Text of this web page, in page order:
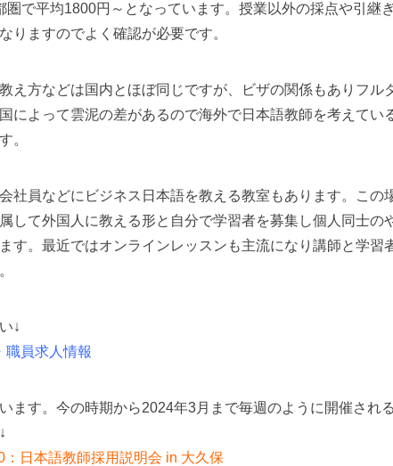
で平均1800円～となっています。授業以外の採点や引継
りますのでよく確認が必要です。
え方などは国内とほぼ同じですが、ビザの関係もありフル
によって雲泥の差があるので海外で日本語教師を考えてい
。
社員などにビジネス日本語を教える教室もあります。この
して外国人に教える形と自分で学習者を募集し個人同士の
す。最近ではオンラインレッスンも主流になり講師と学習
↓
職員求人情報
ます。今の時期から2024年3月まで毎週のように開催され
日本語教師採用説明会 in 大久保